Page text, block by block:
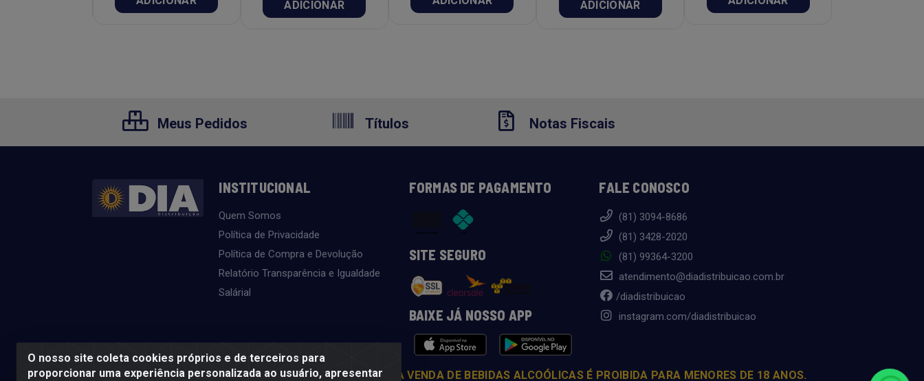
ADICIONAR ADICIONAR
O nosso site coleta cookies próprios e de terceiros para
proporcionar uma experiência personalizada ao usuário, apresentar
Meus Pedidos Títulos Notas Fiscais
INSTITUCIONAL
Quem Somos
Política de Privacidade
Política de Compra e Devolução
Relatório Transparência e Igualdade
Salárial
FORMAS DE PAGAMENTO
SITE SEGURO
BAIXE JÁ NOSSO APP
FALE CONOSCO
(81) 3094-8686
(81) 3428-2020
(81) 99364-3200
atendimento@diadistribuicao.com.br
/diadistribuicao
instagram.com/diadistribuicao
SE BEBER, NÃO DIRIJA. APRECIE COM MODERAÇÃO. A VENDA DE BEBIDAS ALCOÓLICAS É PROIBIDA PARA MENORES DE 18 ANOS.